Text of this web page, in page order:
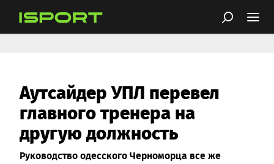
Аутсайдер УПЛ перевел
главного тренера на
другую должность
Руководство одесского Черноморца все же